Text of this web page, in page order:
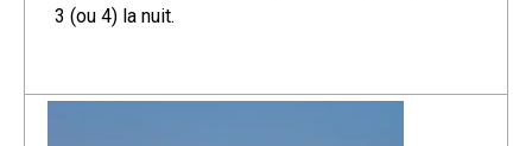
3 (ou 4) la nuit.